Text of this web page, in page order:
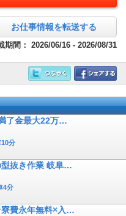
お仕事情報を転送する
期間： 2026/06/16 - 2026/08/31
了金最大22万…
分
型抜き作業 岐阜…
4分
費永年無料×入…